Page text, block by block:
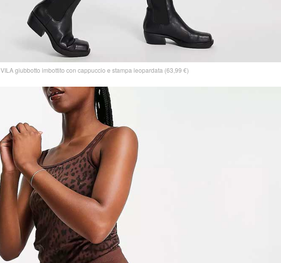
VILA giubbotto imbottito con cappuccio e stampa leopardata (63,99 €)